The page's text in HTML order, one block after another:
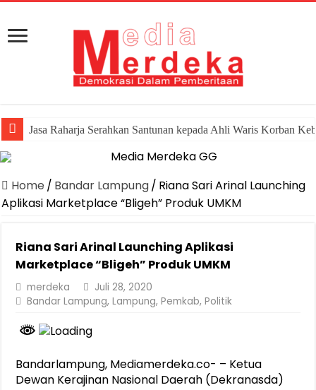
Jasa Raharja Serahkan Santunan kepada Ahli Waris Korban
Home / Bandar Lampung/ Riana Sari Arinal Launching
Aplikasi Marketplace “Bligeh” Produk UMKM
Riana Sari Arinal Launching Aplikasi
Marketplace “Bligeh” Produk UMKM
merdeka
Juli 28, 2020
Bandar Lampung,Lampung,Pemkab,Politik
Bandarlampung, Mediamerdeka.co- – Ketua
Dewan Kerajinan Nasional Daerah (Dekranasda)